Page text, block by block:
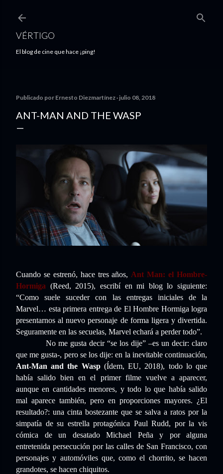
VÉRTIGO
El blog de cine que hace ¡ping!
Publicado por Ernesto Diezmartínez julio 08, 2018
ANT-MAN AND THE WASP
Cuando se estrenó, hace tres años, Ant Man: el Hombre-
Hormiga (Reed, 2015), escribí en mi blog lo siguiente:
“Como suele suceder con las entregas iniciales de la
Marvel… esta primera entrega de El Hombre Hormiga logra
presentarnos al nuevo personaje de forma ligera y divertida.
Seguramente en las secuelas, Marvel echará a perder todo”.
No me gusta decir “se los dije” –es un decir: claro
que me gusta-, pero se los dije: en la inevitable continuación,
Ant-Man and the Wasp(Ídem, EU, 2018), todo lo que
había salido bien en el primer filme vuelve a aparecer,
aunque en cantidades menores, y todo lo que había salido
mal aparece también, pero en proporciones mayores. ¿El
resultado?: una cinta bostezante que se salva a ratos por la
simpatía de su estrella protagónica Paul Rudd, por la vis
cómica de un desatado Michael Peña y por alguna
entretenida persecución por las calles de San Francisco, con
personajes y automóviles que, como el chorrito, se hacen
grandotes, se hacen chiquitos.